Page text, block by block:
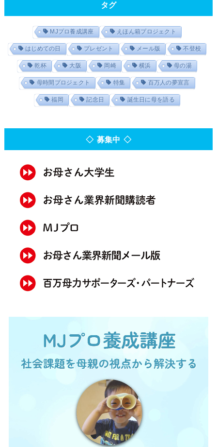
タグ
MJプロ養成講座 えほん箱プロジェクト
はじめての日 プレゼント メール版 不登校
乾杯 大阪 岡崎 横浜 母の湯
母時間プロジェクト 特集 百万人の夢宣言
福岡 記念日 誕生日に母を語る
◇ 募集中 ◇